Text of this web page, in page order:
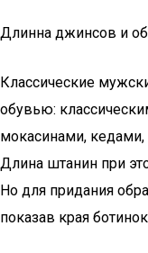
Длинна джинсов и
Классические
обувью:
мокасинами,
Длина штанин при
Но для придания
показав края